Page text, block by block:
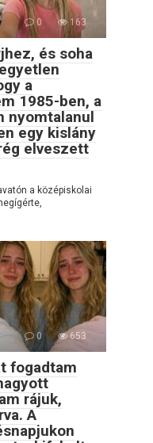
0 163
és soha
a
1985-ben, a
nyomtalanul
egy kislány
elveszett
a középiskolai
0 653
fogadtam
rájuk,
A